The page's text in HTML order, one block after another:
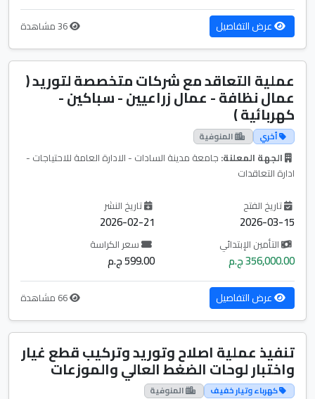
عرض التفاصيل
عملية التعاقد مع شركات متخصصة لتوريد (
عمال نظافة - عمال زراعيين - سباكين -
كهربائية )
أخري المنوفية
الجهة المعلنة: جامعة مدينة السادات - الادارة العامة للاحتياجات -
ادارة التعاقدات
تاريخ الفتح
2026-03-15
تاريخ النشر
2026-02-21
التأمين الإبتدائي
356,000.00 ج.م
سعر الكراسة
599.00 ج.م
عرض التفاصيل
تنفيذ عملية اصلاح وتوريد وتركيب قطع غيار
واختبار لوحات الضغط العالي والموزعات
كهرباء وتيار خفيف المنوفية